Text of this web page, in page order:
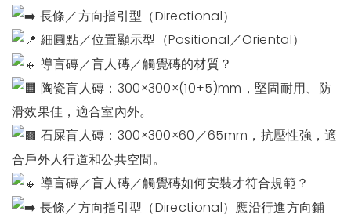
長條／方向指引型（Directional）
細圓點／位置顯示型（Positional／Oriental）
導盲磚／盲人磚／觸覺磚的材質？
陶瓷盲人磚：300×300×(10+5)mm，堅固耐用、防
滑效果佳，適合室內外。
石屎盲人磚：300×300×60／65mm，抗壓性強，適
合戶外人行道和公共空間。
導盲磚／盲人磚／觸覺磚如何安裝才符合規範？
長條／方向指引型（Directional）應沿行進方向鋪